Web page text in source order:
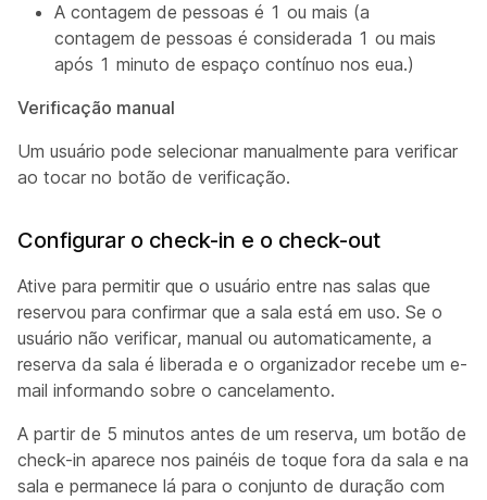
A contagem de pessoas é 1 ou mais (a
contagem de pessoas é considerada 1 ou mais
após 1 minuto de espaço contínuo nos eua.)
Verificação manual
Um usuário pode selecionar manualmente para verificar
ao tocar no botão de verificação.
Configurar o check-in e o check-out
Ative para permitir que o usuário entre nas salas que
reservou para confirmar que a sala está em uso. Se o
usuário não verificar, manual ou automaticamente, a
reserva da sala é liberada e o organizador recebe um e-
mail informando sobre o cancelamento.
A partir de 5 minutos antes de um reserva, um botão de
check-in aparece nos painéis de toque fora da sala e na
sala e permanece lá para o conjunto de duração com